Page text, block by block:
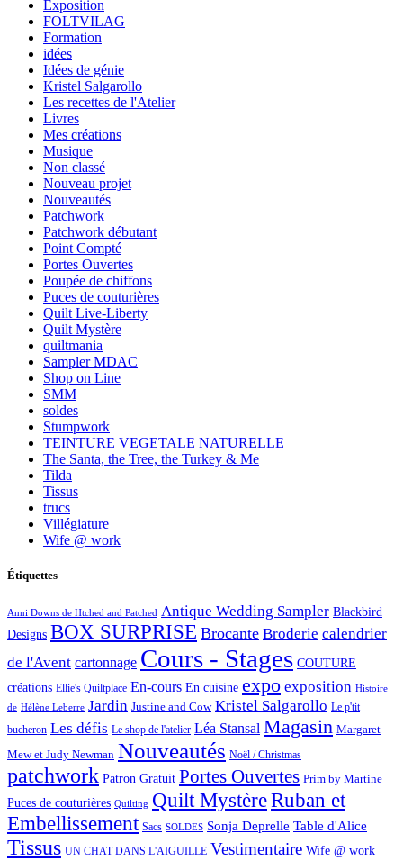
Exposition
FOLTVILAG
Formation
idées
Idées de génie
Kristel Salgarollo
Les recettes de l'Atelier
Livres
Mes créations
Musique
Non classé
Nouveau projet
Nouveautés
Patchwork
Patchwork débutant
Point Compté
Portes Ouvertes
Poupée de chiffons
Puces de couturières
Quilt Live-Liberty
Quilt Mystère
quiltmania
Sampler MDAC
Shop on Line
SMM
soldes
Stumpwork
TEINTURE VEGETALE NATURELLE
The Santa, the Tree, the Turkey & Me
Tilda
Tissus
trucs
Villégiature
Wife @ work
Étiquettes
Anni Downs de Htched and Patched Antique Wedding Sampler Blackbird
Designs BOX SURPRISE Brocante Broderie calendrier
de l'Avent cartonnage Cours - Stages COUTURE
créations Ellie's Quiltplace En-cours En cuisine expo exposition Histoire
de Hélène Leberre Jardin Justine and Cow Kristel Salgarollo Le p'tit
bucheron Les défis Le shop de l'atelier Léa Stansal Magasin Margaret
Mew et Judy Newman Nouveautés Noël / Christmas
patchwork Patron Gratuit Portes Ouvertes Prim by Martine
Puces de couturières Quilting Quilt MystèreRuban et
Embellissement Sacs SOLDES Sonja Deprelle Table d'Alice
Tissus UN CHAT DANS L'AIGUILLE Vestimentaire Wife @ work